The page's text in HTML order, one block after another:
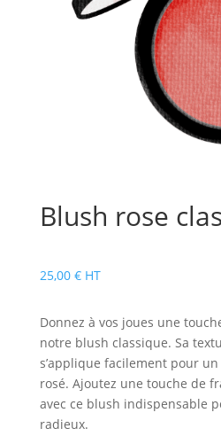
Blush rose
25,00 € HT
Donnez à vos joues une
notre blush classique. Sa
s’applique facilement pour
rosé. Ajoutez une touche de
avec ce blush indispensable
radieux.